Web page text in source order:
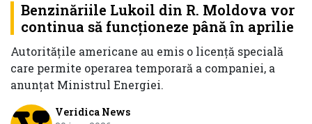
Benzinăriile Lukoil din R. Moldova vor
continua să funcționeze până în aprilie
Autoritățile americane au emis o licență specială
care permite operarea temporară a companiei, a
anunțat Ministrul Energiei.
Veridica News